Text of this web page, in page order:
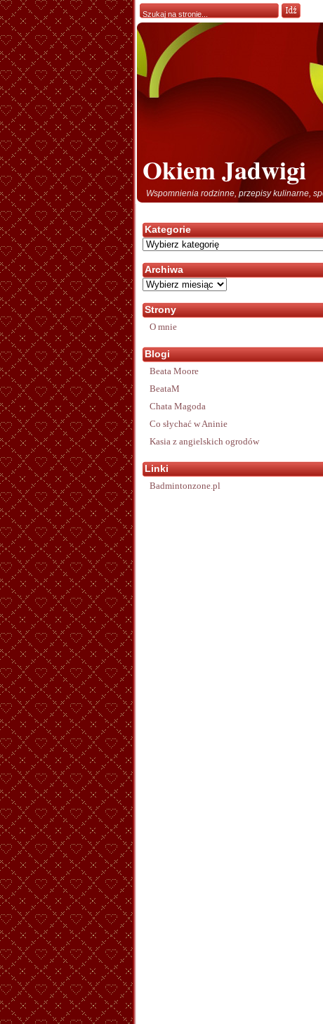
Okiem Jadwigi
Wspomnienia rodzinne, przepisy kulinarne,
Kategorie
Kategorie
Archiwa
Archiwa
Strony
O mnie
Blogi
Beata Moore
BeataM
Chata Magoda
Co słychać w Aninie
Kasia z angielskich ogrodów
Linki
Badmintonzone.pl